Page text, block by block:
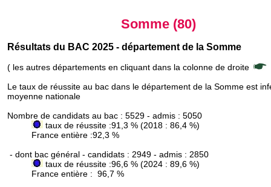
Somme (80)
Résultats du BAC 2025 - département de la Somme
( les autres départements en cliquant dans la colonne de droite
Le taux de réussite au bac dans le département de la Somme est
moyenne nationale
Nombre de candidats au bac : 5529 - admis : 5050
taux de réussite :91,3 % (2018 : 86,4 %)
France entière :92,3 %
- dont bac général - candidats : 2949 - admis : 2850
taux de réussite :96,6 % (2024 : 89,6 %)
France entière : 96,7 %